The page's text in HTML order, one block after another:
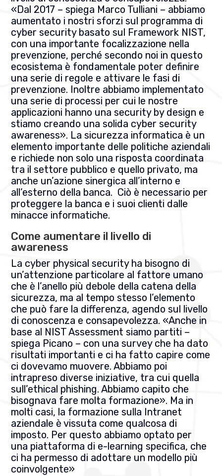
«Dal 2017 – spiega Marco Tulliani – abbiamo
aumentato i nostri sforzi sul programma di
cyber security basato sul Framework NIST,
con una importante focalizzazione nella
prevenzione, perché secondo noi in questo
ecosistema è fondamentale poter definire
una serie di regole e attivare le fasi di
prevenzione. Inoltre abbiamo implementato
una serie di processi per cui le nostre
applicazioni hanno una security by design e
stiamo creando una solida cyber security
awareness». La sicurezza informatica è un
elemento importante delle politiche aziendali
e richiede non solo una risposta coordinata
tra il settore pubblico e quello privato, ma
anche un’azione sinergica all’interno e
all’esterno della banca. Ciò è necessario per
proteggere la banca e i suoi clienti dalle
minacce informatiche.
Come aumentare il livello di
awareness
La cyber physical security ha bisogno di
un’attenzione particolare al fattore umano
che è l’anello più debole della catena della
sicurezza, ma al tempo stesso l’elemento
che può fare la differenza, agendo sul livello
di conoscenza e consapevolezza. «Anche in
base al NIST Assessment siamo partiti –
spiega Picano – con una survey che ha dato
risultati importanti e ci ha fatto capire come
ci dovevamo muovere. Abbiamo poi
intrapreso diverse iniziative, tra cui quella
sull’ethical phishing. Abbiamo capito che
bisognava fare molta formazione». Ma in
molti casi, la formazione sulla Intranet
aziendale è vissuta come qualcosa di
imposto. Per questo abbiamo optato per
una piattaforma di e-learning specifica, che
ci ha permesso di adottare un modello più
coinvolgente»